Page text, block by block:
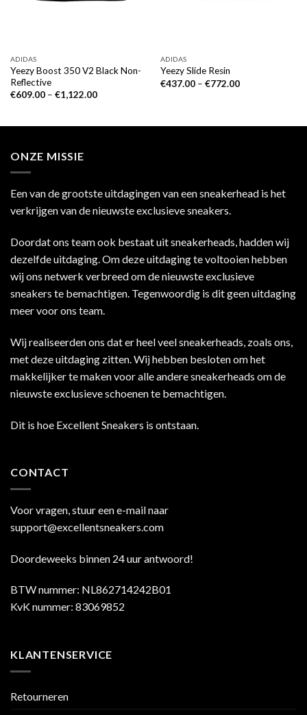
ADIDAS
Yeezy Boost 350 V2 Black Non-
Reflective
€609.00– €1,122.00
ADIDAS
Yeezy Slide Resin
€437.00– €772.00
ONZE MISSIE
Een van de grootste uitdagingen van een sneakerhead is het
verkrijgen van de nieuwste exclusieve sneakers.
Doordat ons team ook bestaat uit sneakerheads, hadden wij
dezelfde uitdaging. Om deze uitdaging te voltooien hebben
wij ons netwerk verbreed om de nieuwste exclusieve
sneakers te bemachtigen. Tegenwoordig is dit geen uitdaging
meer voor ons team.
Wij realiseerden ons dat er heel veel sneakerheads, zoals ons,
met deze uitdaging zitten. Wij hebben besloten om het
makkelijker te maken voor alle andere sneakerheads om de
nieuwste exclusieve schoenen te bemachtigen.
Dit is hoe Excellent Sneakers is ontstaan.
CONTACT
Voor vragen, stuur een e-mail naar
support@excellentsneakers.com
Doordeweeks binnen 24 uur antwoord!
BTW nummer: NL862714242B01
KvK nummer: 83069852
KLANTENSERVICE
Retourneren